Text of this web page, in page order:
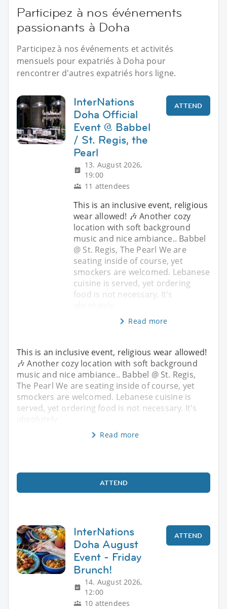
Participez à nos événements
passionants à Doha
Participez à nos événements et activités
mensuels pour expatriés à Doha pour
rencontrer d'autres expatriés hors ligne.
InterNations
Doha Official
Event @ Babbel
/ St. Regis, the
Pearl
13. August 2026,
19:00
11 attendees
ATTEND
This is an inclusive event, religious
wear allowed! 🎶 Another cozy
location with soft background
music and nice ambiance.. Babbel
@ St. Regis, The Pearl We are
seating inside of course, yet
smockers are welcomed. Lebanese
cuisine is served, yet ordering
food is not necessary. It's
Read more
This is an inclusive event, religious wear allowed!
🎶 Another cozy location with soft background
music and nice ambiance.. Babbel @ St. Regis,
The Pearl We are seating inside of course, yet
smockers are welcomed. Lebanese cuisine is
served, yet ordering food is not necessary. It's
Read more
ATTEND
InterNations
Doha August
Event - Friday
Brunch!
14. August 2026,
12:00
10 attendees
ATTEND